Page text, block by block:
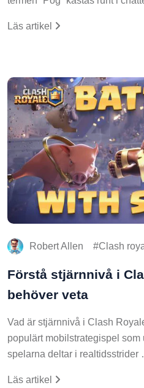
Läs artikel
Robert Allen Clash
Förstå stjärnnivå i
behöver veta
Vad är stjärnnivå i Clash
populärt mobilstrategispel
spelarna deltar i realtidsstrider
Läs artikel